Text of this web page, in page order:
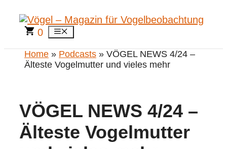
Inhalt
springen
0 Menü
Home » Podcasts » VÖGEL NEWS 4/24 –
Älteste Vogelmutter und vieles mehr
VÖGEL NEWS 4/24 –
Älteste Vogelmutter